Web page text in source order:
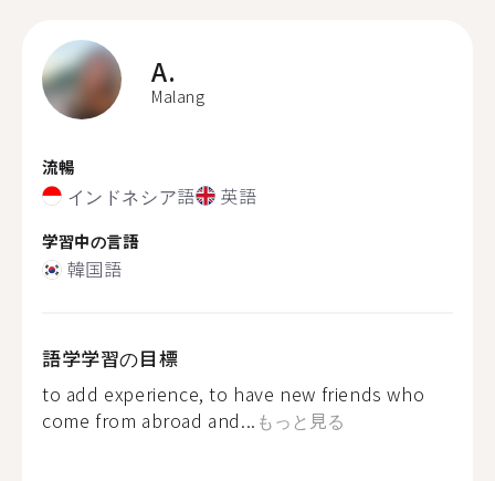
A.
Malang
流暢
インドネシア語 英語
学習中の言語
韓国語
語学学習の目標
to add experience, to have new friends who
come from abroad and... もっと見る